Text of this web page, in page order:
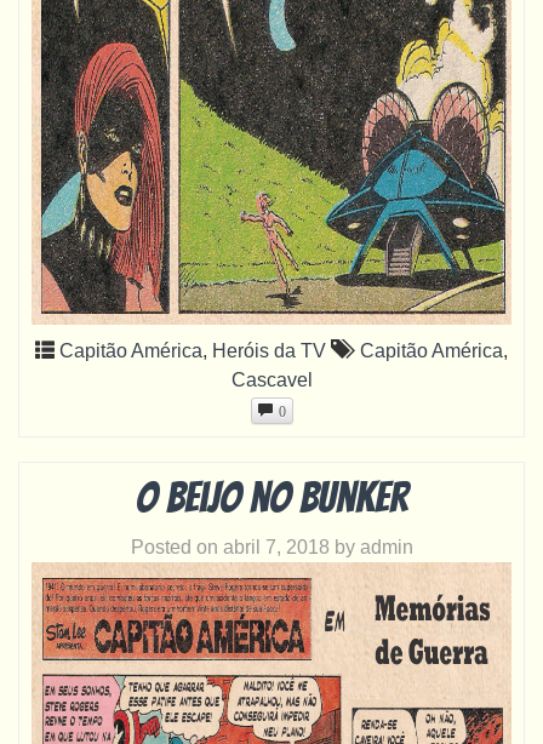
Capitão América, Heróis da TV Capitão América,
Cascavel
0
O beijo no bunker
Posted on abril 7, 2018 by admin